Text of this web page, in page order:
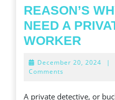
REASON’S
NEED A
WORKER
YOU
December 20, 2024 |
Comments
A private detective, or